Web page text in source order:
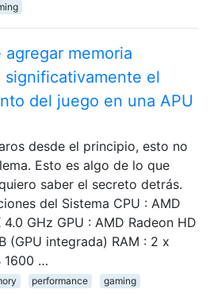
agregar memoria
significativamente el
del juego en una APU
desde el principio, esto no
Esto es algo de lo que
saber el secreto detrás.
del Sistema CPU : AMD
GHz GPU : AMD Radeon HD
(GPU integrada) RAM : 2 x
1600 …
performance
gaming